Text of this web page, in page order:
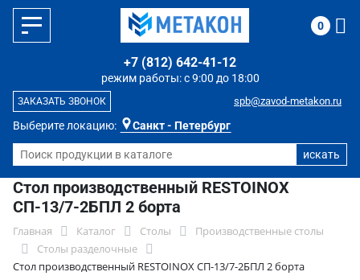
Выберите локацию: Санкт - Петербург
режим работы: с 9:00 до 18:00
+7 (812) 642-41-12
spb@zavod-metakon.ru
ЗАКАЗАТЬ ЗВОНОК
0
Стол производственный RESTOINOX
СП-13/7-2БПЛ 2 борта
Главная Каталог Столы
Производственные столы
Столы разделочные
Стол производственный RESTOINOX СП-13/7-2БПЛ 2 борта